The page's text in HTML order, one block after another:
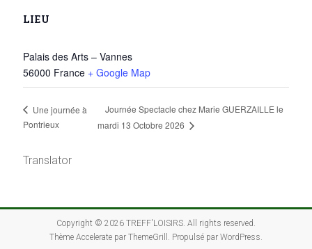
LIEU
Palais des Arts – Vannes
56000 France + Google Map
Une journée à
Pontrieux
Journée Spectacle chez Marie GUERZAILLE le
mardi 13 Octobre 2026
Translator
Copyright © 2026 TREFF'LOISIRS. All rights reserved.
Thème Acceleratepar ThemeGrill. Propulsé par WordPress.